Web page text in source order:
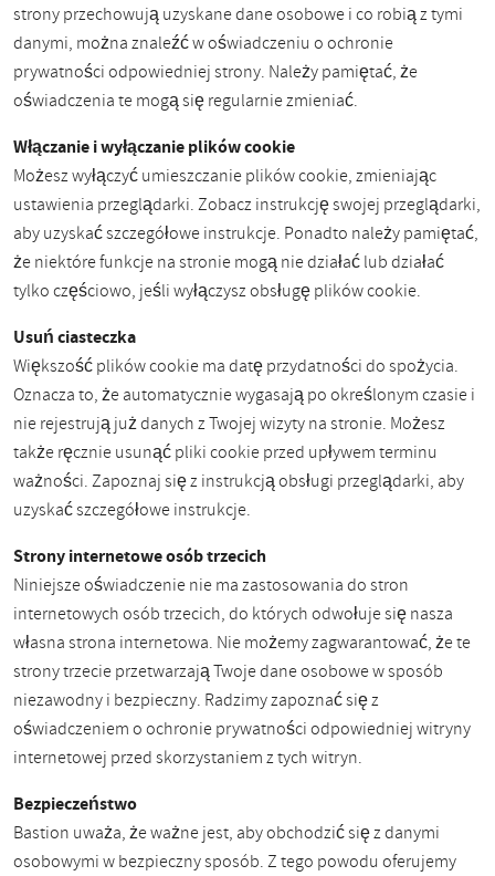
strony przechowują uzyskane dane osobowe i co robią z tymi
danymi, można znaleźć w oświadczeniu o ochronie
prywatności odpowiedniej strony. Należy pamiętać, że
oświadczenia te mogą się regularnie zmieniać.
Włączanie i wyłączanie plików cookie
Możesz wyłączyć umieszczanie plików cookie, zmieniając
ustawienia przeglądarki. Zobacz instrukcję swojej przeglądarki,
aby uzyskać szczegółowe instrukcje. Ponadto należy pamiętać,
że niektóre funkcje na stronie mogą nie działać lub działać
tylko częściowo, jeśli wyłączysz obsługę plików cookie.
Usuń ciasteczka
Większość plików cookie ma datę przydatności do spożycia.
Oznacza to, że automatycznie wygasają po określonym czasie i
nie rejestrują już danych z Twojej wizyty na stronie. Możesz
także ręcznie usunąć pliki cookie przed upływem terminu
ważności. Zapoznaj się z instrukcją obsługi przeglądarki, aby
uzyskać szczegółowe instrukcje.
Strony internetowe osób trzecich
Niniejsze oświadczenie nie ma zastosowania do stron
internetowych osób trzecich, do których odwołuje się nasza
własna strona internetowa. Nie możemy zagwarantować, że te
strony trzecie przetwarzają Twoje dane osobowe w sposób
niezawodny i bezpieczny. Radzimy zapoznać się z
oświadczeniem o ochronie prywatności odpowiedniej witryny
internetowej przed skorzystaniem z tych witryn.
Bezpieczeństwo
Bastion uważa, że ​​ważne jest, aby obchodzić się z danymi
osobowymi w bezpieczny sposób. Z tego powodu oferujemy